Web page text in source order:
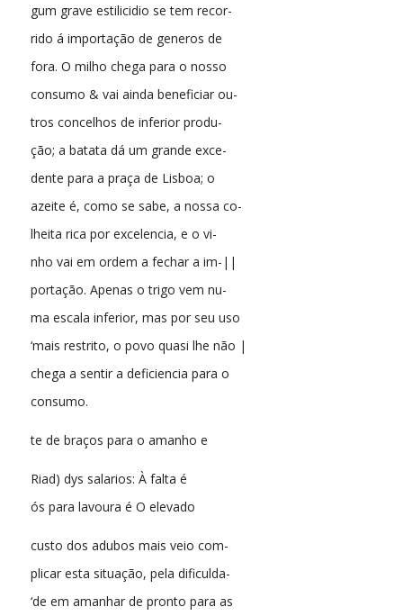
gum grave estilicidio se tem recor-
rido á importação de generos de
fora. O milho chega para o nosso
consumo & vai ainda beneficiar ou-
tros concelhos de inferior produ-
ção; a batata dá um grande exce-
dente para a praça de Lisboa; o
azeite é, como se sabe, a nossa co-
lheita rica por excelencia, e o vi-
nho vai em ordem a fechar a im-||
portação. Apenas o trigo vem nu-
ma escala inferior, mas por seu uso
‘mais restrito, o povo quasi lhe não |
chega a sentir a deficiencia para o
consumo.
te de braços para o amanho e
Riad) dys salarios: À falta é
ós para lavoura é O elevado
custo dos adubos mais veio com-
plicar esta situação, pela dificulda-
‘de em amanhar de pronto para as